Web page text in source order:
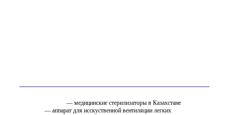
— медицинские стерилизаторы в Казахстане
— аппарат для исскуственной вентиляции легких